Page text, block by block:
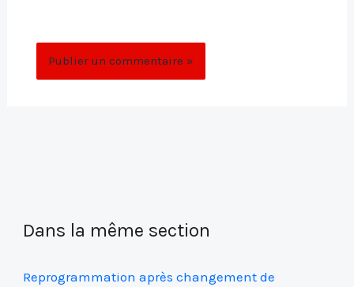
Dans la même section
Reprogrammation après changement de